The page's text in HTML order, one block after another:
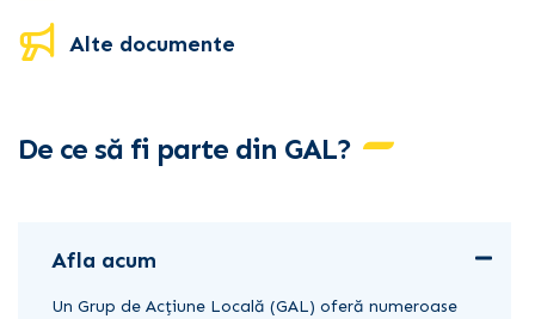
Alte documente
De ce să fi parte din GAL?
Afla acum
Un Grup de Acțiune Locală (GAL) oferă numeroase